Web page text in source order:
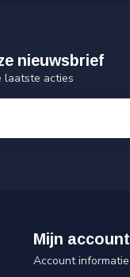
nieuwsbrief
laatste acties
Mijn account
Account informatie